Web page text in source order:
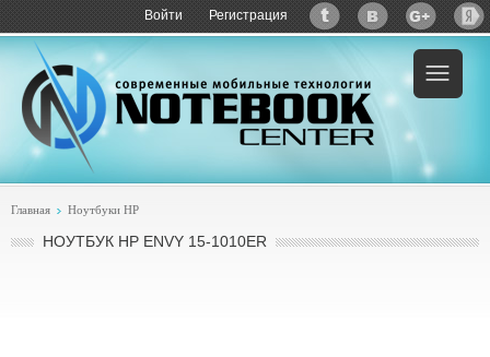
Войти Регистрация
Пример:купить HP Envy 15-1010er
Главная Ноутбуки HP
НОУТБУК HP ENVY 15-1010ER